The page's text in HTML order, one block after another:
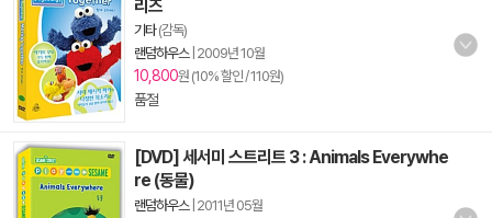
리즈
기타(감독)
랜덤하우스| 2009년 10월
10,800원 (10% 할인 / 110원)
품절
[DVD] 세서미 스트리트 3 : Animals Everywhe
re (동물)
랜덤하우스| 2011년 05월